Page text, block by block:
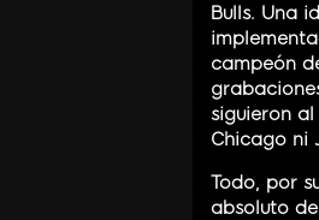
Bulls. Una
campeón
siguieron
Chicago ni
Todo, por
absoluto